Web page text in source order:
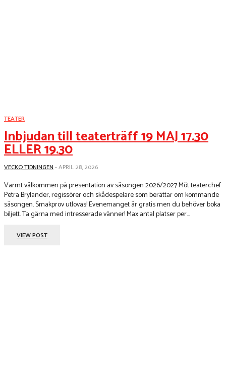
TEATER
Inbjudan till teaterträff 19 MAJ 17.30
ELLER 19.30
VECKO TIDNINGEN -APRIL 28, 2026
Varmt välkommen på presentation av säsongen 2026/2027 Möt teaterchef
Petra Brylander, regissörer och skådespelare som berättar om kommande
säsongen. Smakprov utlovas! Evenemanget är gratis men du behöver boka
biljett. Ta gärna med intresserade vänner! Max antal platser per...
VIEW POST